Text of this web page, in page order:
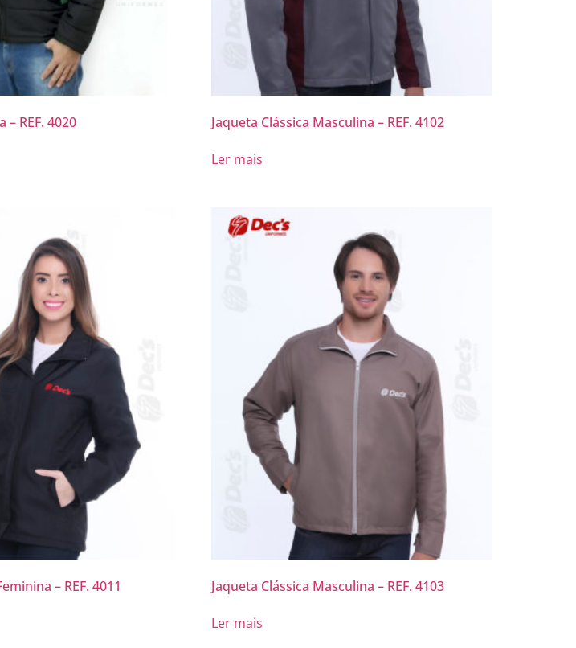
– REF. 4020 Jaqueta Clássica Masculina – REF. 4102
Ler mais
– REF. 4011 Jaqueta Clássica Masculina – REF. 4103
Ler mais